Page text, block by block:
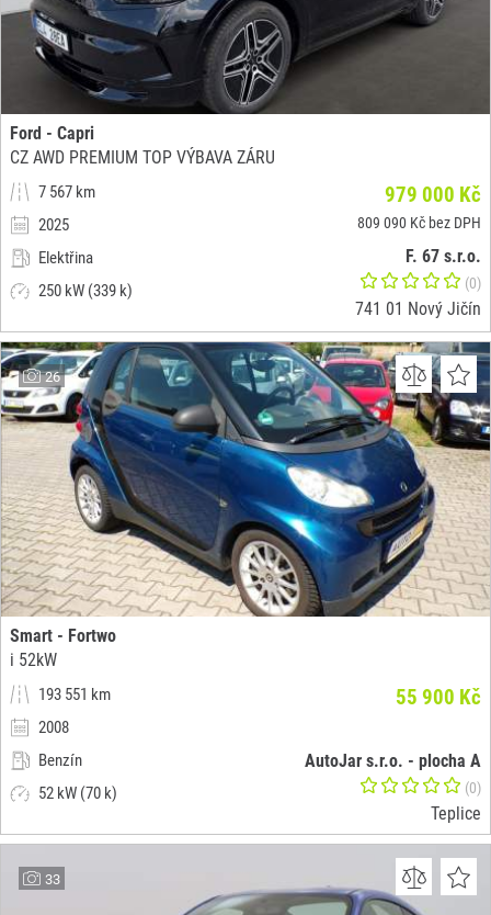
Ford - Capri
CZ AWD PREMIUM TOP VÝBAVA ZÁRU
7 567 km
2025
Elektřina
250 kW (339 k)
979 000 Kč
809 090 Kč bez DPH
F. 67 s.r.o.
(0)
741 01 Nový Jičín
26
Smart - Fortwo
i 52kW
193 551 km
2008
Benzín
52 kW (70 k)
55 900 Kč
AutoJar s.r.o. - plocha A
(0)
Teplice
33